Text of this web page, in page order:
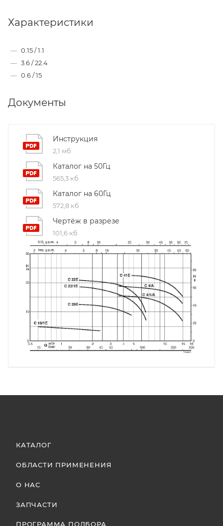
Характеристики
— 0.15 / 1.1
— 3.6 / 22.4
— 0.6 / 15
Документы
Инструкция
2,1 мб
Каталог на 50Гц
565,3 кб
Каталог на 60Гц
572,8 кб
Чертёж в разрезе
101,6 кб
КАТАЛОГ
ОБЛАСТИ ПРИМЕНЕНИЯ
О НАС
ЗАПЧАСТИ
ПРОГРАММА ПОДБОРА